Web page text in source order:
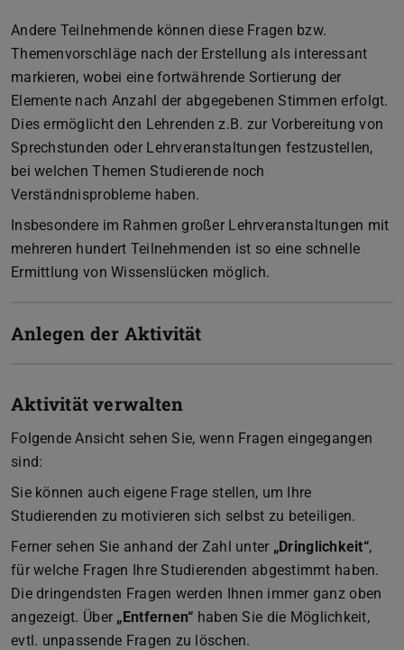
Andere Teilnehmende können diese Fragen bzw.
Themenvorschläge nach der Erstellung als interessant
markieren, wobei eine fortwährende Sortierung der
Elemente nach Anzahl der abgegebenen Stimmen erfolgt.
Dies ermöglicht den Lehrenden z.B. zur Vorbereitung von
Sprechstunden oder Lehrveranstaltungen festzustellen,
bei welchen Themen Studierende noch
Verständnisprobleme haben.
Insbesondere im Rahmen großer Lehrveranstaltungen mit
mehreren hundert Teilnehmenden ist so eine schnelle
Ermittlung von Wissenslücken möglich.
Anlegen der Aktivität
Aktivität verwalten
Folgende Ansicht sehen Sie, wenn Fragen eingegangen
sind:
Sie können auch eigene Frage stellen, um Ihre
Studierenden zu motivieren sich selbst zu beteiligen.
Ferner sehen Sie anhand der Zahl unter „Dringlichkeit“,
für welche Fragen Ihre Studierenden abgestimmt haben.
Die dringendsten Fragen werden Ihnen immer ganz oben
angezeigt. Über „Entfernen“ haben Sie die Möglichkeit,
evtl. unpassende Fragen zu löschen.